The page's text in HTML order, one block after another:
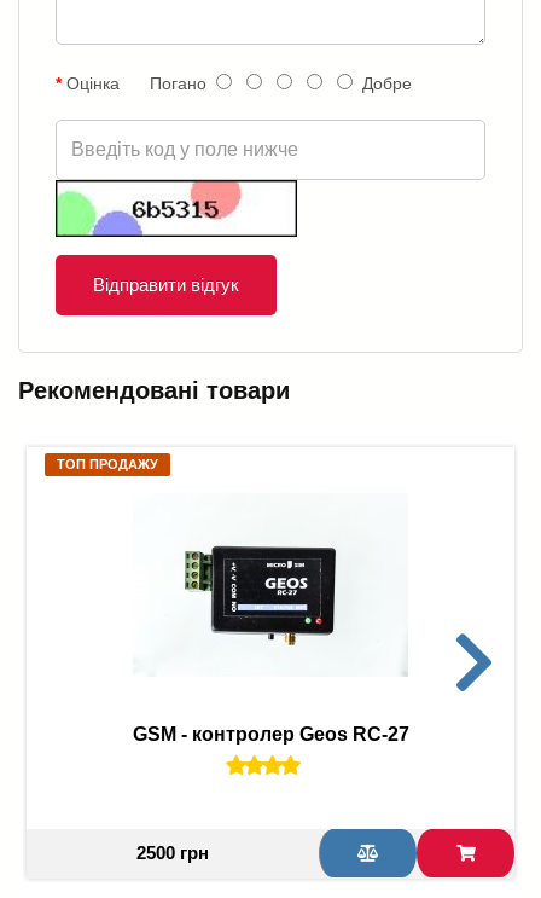
Оцінка Погано Добре
Відправити відгук
Рекомендовані товари
ТОП ПРОДАЖУ
GSM - контролер Geos RC-27
2500 грн